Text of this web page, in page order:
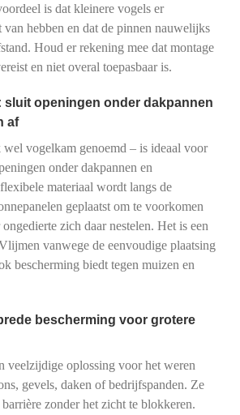
is dat kleinere vogels er
van hebben en dat de pinnen nauwelijks
Houd er rekening mee dat montage
en niet overal toepasbaar is.
sluit openingen onder dakpannen
af
vogelkam genoemd – is ideaal voor
onder dakpannen en
materiaal wordt langs de
geplaatst om te voorkomen
zich daar nestelen. Het is een
vanwege de eenvoudige plaatsing
bescherming biedt tegen muizen en
bescherming voor grotere
veelzijdige oplossing voor het weren
gevels, daken of bedrijfspanden. Ze
zonder het zicht te blokkeren.